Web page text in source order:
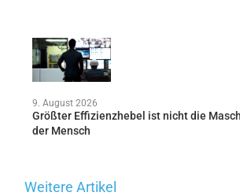
9. August 2026
Größter Effizienzhebel ist nicht die
der Mensch
Weitere Artikel